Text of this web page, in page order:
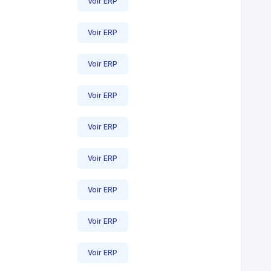
Voir ERP
Voir ERP
Voir ERP
Voir ERP
Voir ERP
Voir ERP
Voir ERP
Voir ERP